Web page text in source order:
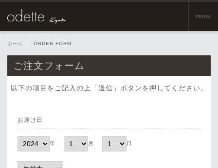
menu
ホーム ORDER FORM
ご注文フォーム
以下の項目をご記入の上「送信」ボタンを押してください。
お届け日
年 月 日